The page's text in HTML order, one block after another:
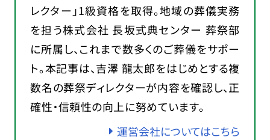
レクター」1級資格を取得。地域の葬儀実務
を担う株式会社 長坂式典センター 葬祭部
に所属し、これまで数多くのご葬儀をサポー
ト。本記事は、吉澤 龍太郎をはじめとする複
数名の葬祭ディレクターが内容を確認し、正
確性・信頼性の向上に努めています。
運営会社についてはこちら